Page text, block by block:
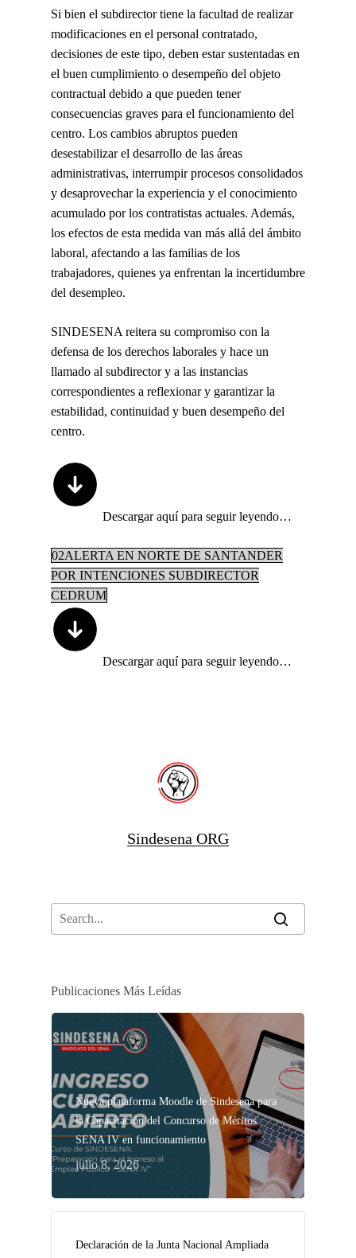
Si bien el subdirector tiene la facultad de realizar
modificaciones en el personal contratado,
decisiones de este tipo, deben estar sustentadas en
el buen cumplimiento o desempeño del objeto
contractual debido a que pueden tener
consecuencias graves para el funcionamiento del
centro. Los cambios abruptos pueden
desestabilizar el desarrollo de las áreas
administrativas, interrumpir procesos consolidados
y desaprovechar la experiencia y el conocimiento
acumulado por los contratistas actuales. Además,
los efectos de esta medida van más allá del ámbito
laboral, afectando a las familias de los
trabajadores, quienes ya enfrentan la incertidumbre
del desempleo.
SINDESENA reitera su compromiso con la
defensa de los derechos laborales y hace un
llamado al subdirector y a las instancias
correspondientes a reflexionar y garantizar la
estabilidad, continuidad y buen desempeño del
centro.
Descargar aquí para seguir leyendo…
02ALERTA EN NORTE DE SANTANDER
POR INTENCIONES SUBDIRECTOR
CEDRUM
Descargar aquí para seguir leyendo…
Sindesena ORG
Publicaciones Más Leídas
Nueva plataforma Moodle de Sindesena para
la Capacitación del Concurso de Méritos
SENA IV en funcionamiento
julio 8, 2026
Declaración de la Junta Nacional Ampliada